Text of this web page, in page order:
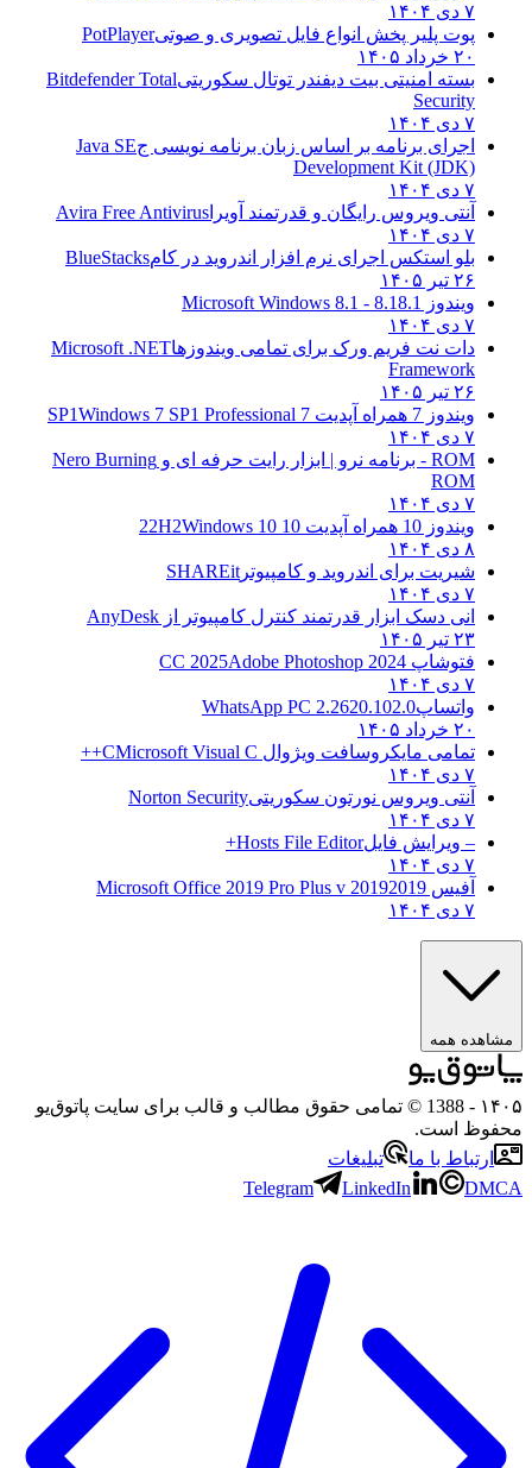
پوت پلیر پخش انواع فایل تصویری و صوتی PotPlayer
بسته امنیتی بیت دیفندر توتال سکوریتیBitdefender Total
Security
اجرای برنامه بر اساس زبان برنامه نویسی جJava SE
Development Kit (JDK)
آنتی ویروس رایگان و قدرتمند آویراAvira Free Antivirus
بلو استکس اجرای نرم افزار اندروید در کامBlueStacks
ویندوز 8.18.1 - Microsoft Windows 8.1
دات نت فریم ورک برای تمامی ویندوزهاMicrosoft .NET
Framework
ویندوز 7 همراه آپدیت 7 SP1
Windows 7 SP1 Professional
ROM - برنامه نرو | ابزار رایت حرفه ای و
Nero Burning
ویندوز 10 همراه آپدیت 10 22H2
Windows 10
شیریت برای اندروید و کامپیوترSHAREit
انی دسک ابزار قدرتمند کنترل کامپیوتر ازAnyDesk
فتوشاپ CC 2025Adobe Photoshop 2024
واتساپ WhatsApp PC 2.2620.102.0
تمامی مایکروسافت ویژوال CMicrosoft Visual C++
آنتی ویروس نورتون سکوریتیNorton Security
– ویرایش فایل Hosts File Editor+
آفیس 2019
2019 Microsoft Office 2019 Pro Plus v
همه
- 1388 © تمامی حقوق مطالب و قالب برای سایت پاتوق‌یو
است.
با ما
تبلیغات
Telegram
LinkedIn